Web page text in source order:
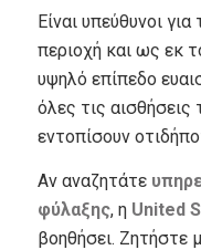
Είναι υπεύθυνοι
περιοχή και ως εκ
υψηλό επίπεδο
όλες τις αισθήσεις
εντοπίσουν
Αν αναζητάτε
φύλαξης, η United
βοηθήσει. Ζητήστε